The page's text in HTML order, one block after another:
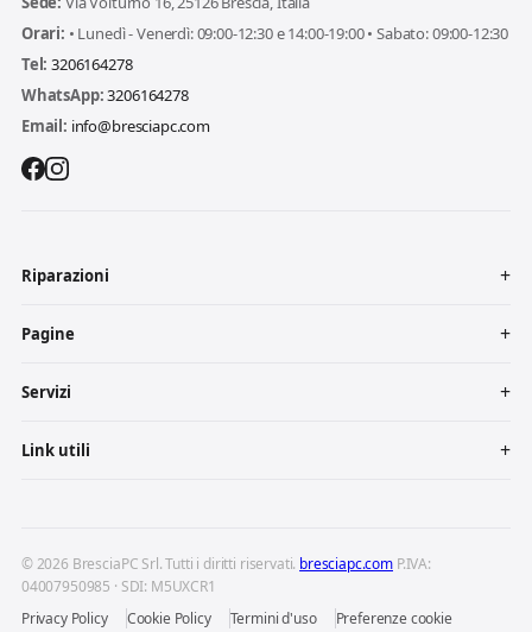
Orari: • Lunedì - Venerdì: 09:00-12:30 e 14:00-19:00 • Sabato: 09:00-12:30
Tel: 3206164278
WhatsApp:3206164278
Email: info@bresciapc.com
Riparazioni
Pagine
Servizi
Link utili
© 2026 BresciaPC Srl. Tutti i diritti riservati. bresciapc.com P.IVA:
04007950985 · SDI: M5UXCR1
Privacy Policy
Cookie Policy Termini d'uso Preferenze cookie